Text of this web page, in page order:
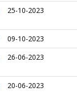
25-10-2023
09-10-2023
26-06-2023
20-06-2023